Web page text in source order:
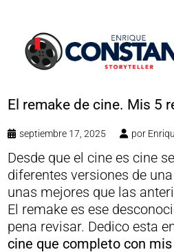
El remake de cine. Mis 5
septiembre 17, 2025 por
Desde que el cine es cine
diferentes versiones de
unas mejores que las
El remake es ese
pena revisar. Dedico esta
cine que completo con